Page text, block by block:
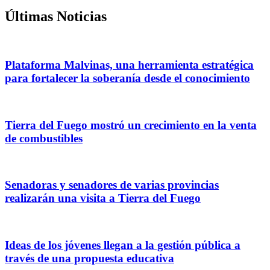
Últimas Noticias
Plataforma Malvinas, una herramienta estratégica
para fortalecer la soberanía desde el conocimiento
Tierra del Fuego mostró un crecimiento en la venta
de combustibles
Senadoras y senadores de varias provincias
realizarán una visita a Tierra del Fuego
Ideas de los jóvenes llegan a la gestión pública a
través de una propuesta educativa